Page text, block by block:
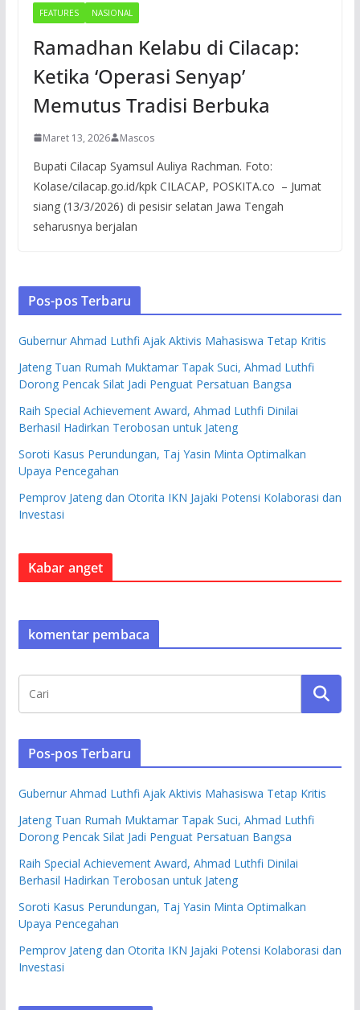
FEATURES NASIONAL
Ramadhan Kelabu di Cilacap:
Ketika ‘Operasi Senyap’
Memutus Tradisi Berbuka
Maret 13, 2026 Mascos
Bupati Cilacap Syamsul Auliya Rachman. Foto:
Kolase/cilacap.go.id/kpk CILACAP, POSKITA.co – Jumat
siang (13/3/2026) di pesisir selatan Jawa Tengah
seharusnya berjalan
Pos-pos Terbaru
Gubernur Ahmad Luthfi Ajak Aktivis Mahasiswa Tetap Kritis
Jateng Tuan Rumah Muktamar Tapak Suci, Ahmad Luthfi
Dorong Pencak Silat Jadi Penguat Persatuan Bangsa
Raih Special Achievement Award, Ahmad Luthfi Dinilai
Berhasil Hadirkan Terobosan untuk Jateng
Soroti Kasus Perundungan, Taj Yasin Minta Optimalkan
Upaya Pencegahan
Pemprov Jateng dan Otorita IKN Jajaki Potensi Kolaborasi dan
Investasi
Kabar anget
komentar pembaca
Pos-pos Terbaru
Gubernur Ahmad Luthfi Ajak Aktivis Mahasiswa Tetap Kritis
Jateng Tuan Rumah Muktamar Tapak Suci, Ahmad Luthfi
Dorong Pencak Silat Jadi Penguat Persatuan Bangsa
Raih Special Achievement Award, Ahmad Luthfi Dinilai
Berhasil Hadirkan Terobosan untuk Jateng
Soroti Kasus Perundungan, Taj Yasin Minta Optimalkan
Upaya Pencegahan
Pemprov Jateng dan Otorita IKN Jajaki Potensi Kolaborasi dan
Investasi